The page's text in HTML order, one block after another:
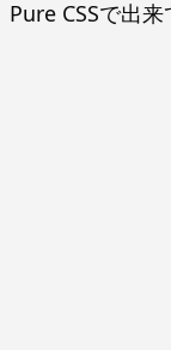
Pure CSSで出来